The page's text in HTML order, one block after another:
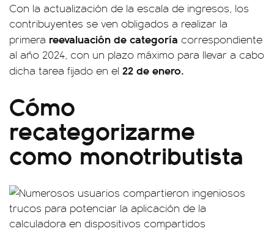
Con la actualización de la escala de ingresos, los
contribuyentes se ven obligados a realizar la
primera reevaluación de categoría correspondiente
al año 2024, con un plazo máximo para llevar a cabo
dicha tarea fijado en el 22 de enero.
Cómo
recategorizarme
como monotributista